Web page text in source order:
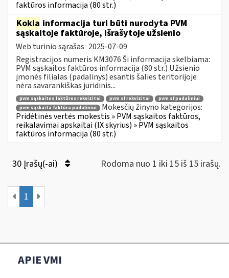
faktūros informacija (80 str.)
Kokia informacija turi būti nurodyta PVM
sąskaitoje faktūroje, išrašytoje užsienio
Web turinio sąrašas 2025-07-09
Registracijos numeris KM3076 Ši informacija skelbiama:
PVM sąskaitos faktūros informacija (80 str.) Užsienio
įmonės filialas (padalinys) esantis šalies teritorijoje
nėra savarankiškas juridinis...
pvm sąskaitos faktūros rekvizitai pvm sf rekvizitai
pvm sf padaliniui
pvm sąskaita faktūra padaliniui
Mokesčių žinyno kategorijos:
Pridėtinės vertės mokestis » PVM sąskaitos faktūros,
reikalavimai apskaitai (IX skyrius) » PVM sąskaitos
faktūros informacija (80 str.)
30 Įrašų(-ai) Rodoma nuo 1 iki 15 iš 15 irašų.
1
APIE VMI